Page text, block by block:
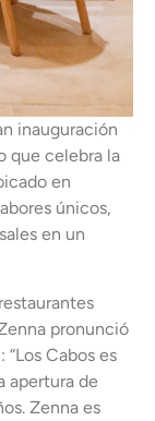
inauguración
que celebra la
en
únicos,
en un
pronunció
Cabos es
apertura de
Zenna es